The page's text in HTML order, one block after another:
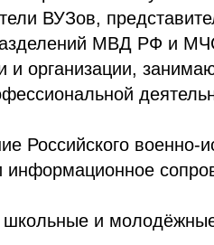
ВУЗов,
МВД РФ и
и организации,
Российского военно-
информационное
школьные и